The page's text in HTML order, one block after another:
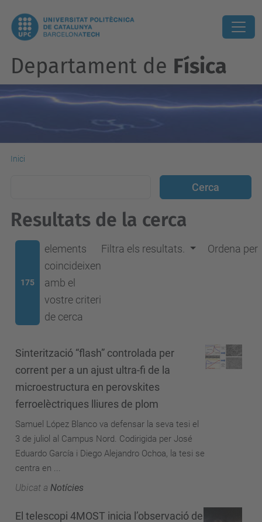
Departament de Física
Inici
Resultats de la cerca
175
elements
coincideixen
amb el
vostre criteri
de cerca
Filtra els resultats. Ordena per
Sinterització “flash” controlada per
corrent per a un ajust ultra-fi de la
microestructura en perovskites
ferroelèctriques lliures de plom
Samuel López Blanco va defensar la seva tesi el
3 de juliol al Campus Nord. Codirigida per José
Eduardo García i Diego Alejandro Ochoa, la tesi se
centra en ...
Ubicat a Notícies
El telescopi 4MOST inicia l’observació de